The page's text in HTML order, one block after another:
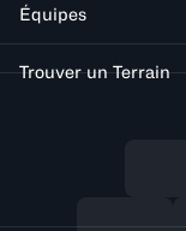
Équipes
Trouver un Terrain